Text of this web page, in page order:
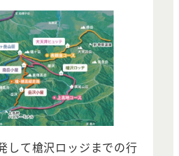
して槍沢ロッジまでの行